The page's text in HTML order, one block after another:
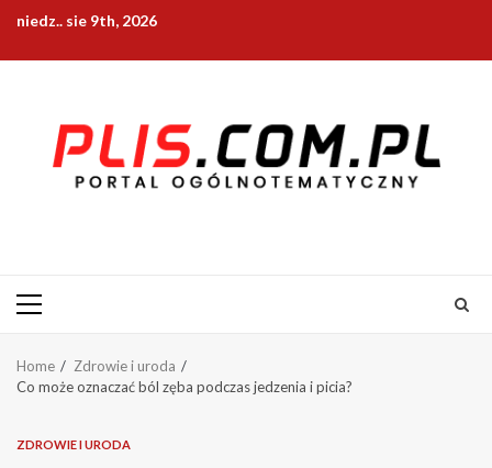
Skip
content
niedz.. sie 9th, 2026
Primary
Home
Zdrowie i uroda
Co może oznaczać ból zęba podczas jedzenia i picia?
ZDROWIE I URODA